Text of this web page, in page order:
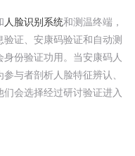
人脸识别系统和测温终端，
证、安康码验证和自动测
份验证功用。当安康码人
与者剖析人脸特征辨认、
会选择经过研讨验证进入